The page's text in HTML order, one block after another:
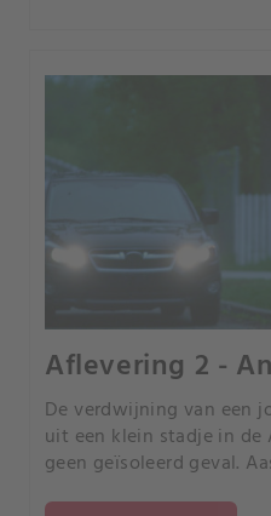
Aflevering 2 -
De verdwijning van een
uit een klein stadje in
geen geïsoleerd geval.